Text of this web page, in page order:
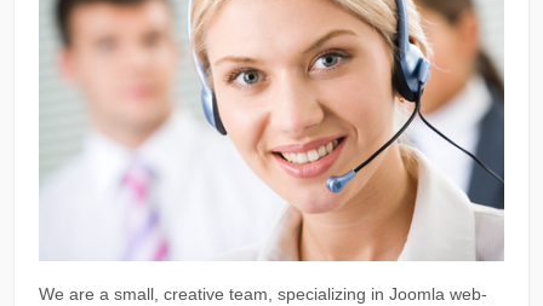
We are a small, creative team, specializing in Joomla web-